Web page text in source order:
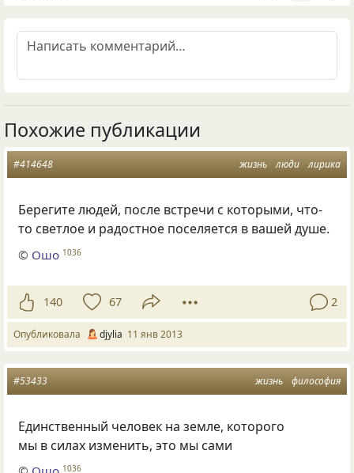
Похожие публикации
жизнь люди лирика
#414648
Берегите людей, после встречи с которыми, что-
то светлое и радостное поселяется в вашей душе.
© Ошо 1036
140 67 2
Опубликовала djylia 11 янв 2013
жизнь философия
#53433
Единственный человек на земле, которого
мы в силах изменить, это мы сами
1036